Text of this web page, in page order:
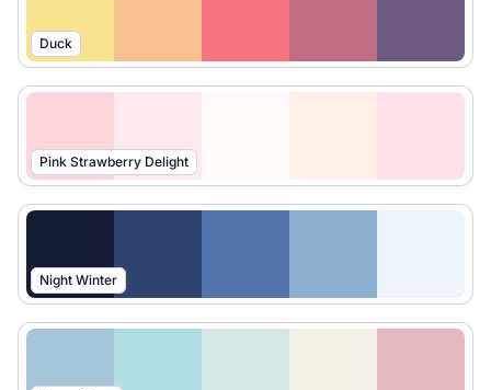
Duck
Pink Strawberry Delight
Night Winter